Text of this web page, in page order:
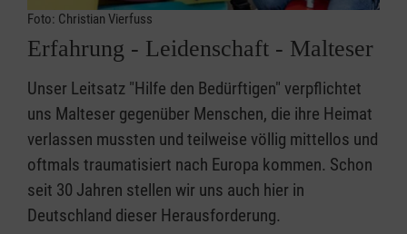
Foto: Christian Vierfuss
Erfahrung - Leidenschaft - Malteser
Unser Leitsatz "Hilfe den Bedürftigen" verpflichtet
uns Malteser gegenüber Menschen, die ihre Heimat
verlassen mussten und teilweise völlig mittellos und
oftmals traumatisiert nach Europa kommen. Schon
seit 30 Jahren stellen wir uns auch hier in
Deutschland dieser Herausforderung.